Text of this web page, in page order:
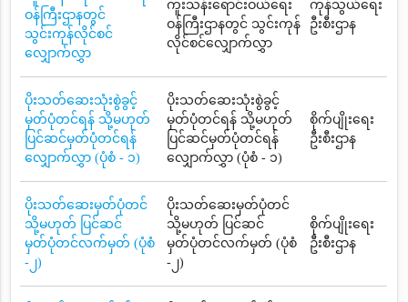
ဝန်ကြီးဌာနတွင်
သွင်းကုန်လိုင်စင်
လျှောက်လွှာ
ကူးသန်းရောင်းဝယ်ရေး
ဝန်ကြီးဌာနတွင် သွင်းကုန်
လိုင်စင်လျှောက်လွှာ
ကုန်သွယ်ရေး
ဦးစီးဌာန
ပိုးသတ်ဆေးသုံးစွဲခွင့်
မှတ်ပုံတင်ရန် သို့မဟုတ်
ပြင်ဆင်မှတ်ပုံတင်ရန်
လျှောက်လွှာ (ပုံစံ - ၁)
ပိုးသတ်ဆေးသုံးစွဲခွင့်
မှတ်ပုံတင်ရန် သို့မဟုတ်
ပြင်ဆင်မှတ်ပုံတင်ရန်
လျှောက်လွှာ (ပုံစံ - ၁)
စိုက်ပျိုးရေး
ဦးစီးဌာန
ပိုးသတ်ဆေးမှတ်ပုံတင်
သို့မဟုတ် ပြင်ဆင်
မှတ်ပုံတင်လက်မှတ် (ပုံစံ
-၂)
ပိုးသတ်ဆေးမှတ်ပုံတင်
သို့မဟုတ် ပြင်ဆင်
မှတ်ပုံတင်လက်မှတ် (ပုံစံ
-၂)
စိုက်ပျိုးရေး
ဦးစီးဌာန